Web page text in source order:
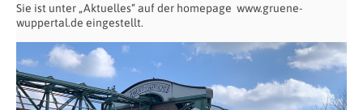
Sie ist unter „Aktuelles“ auf der homepage www.gruene-
wuppertal.de eingestellt.